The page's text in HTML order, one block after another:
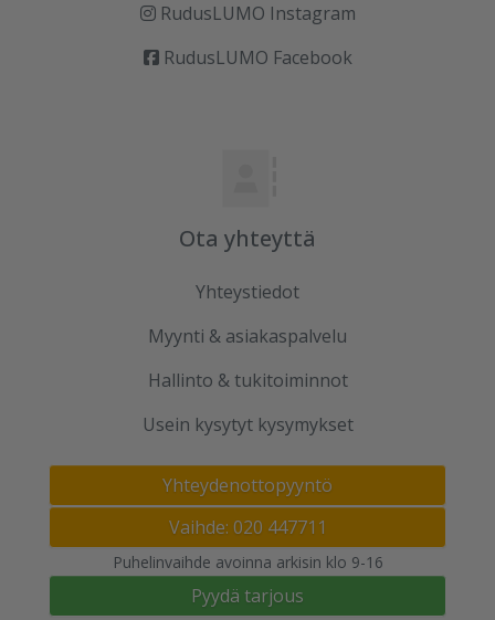
RudusLUMO Instagram
RudusLUMO Facebook
Ota yhteyttä
Yhteystiedot
Myynti & asiakaspalvelu
Hallinto & tukitoiminnot
Usein kysytyt kysymykset
Yhteydenottopyyntö
Vaihde: 020 447711
Puhelinvaihde avoinna arkisin klo 9-16
Pyydä tarjous